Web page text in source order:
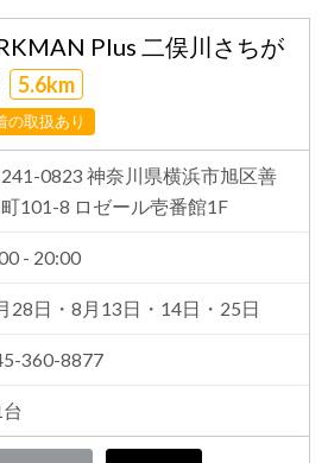
Plus 二俣川さちが
5.6km
の取扱あり
0823 神奈川県横浜市旭区善
101-8 ロゼール壱番館1F
- 20:00
28日・8月13日・14日・25日
360-8877